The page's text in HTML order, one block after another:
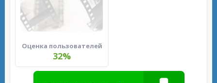
Оценка пользователей
32%